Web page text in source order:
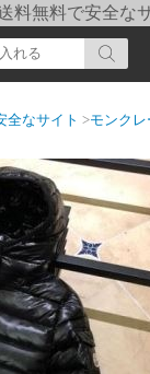
料無料で安全な
全なサイト >モンク